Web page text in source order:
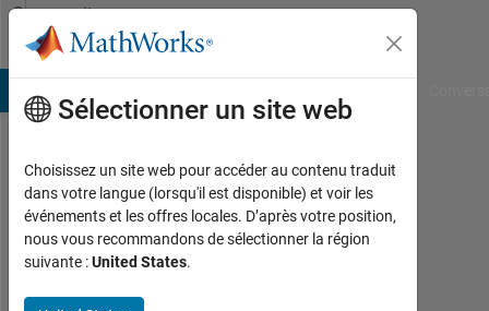
Passer au contenu
Community
Profile
Mohamed
Last
seen:
plus
de 2
Sélectionner un site web
Choisissez un site web pour accéder au contenu traduit
dans votre langue (lorsqu'il est disponible) et voir les
événements et les offres locales. D’après votre position,
nous vous recommandons de sélectionner la région
suivante :United States.